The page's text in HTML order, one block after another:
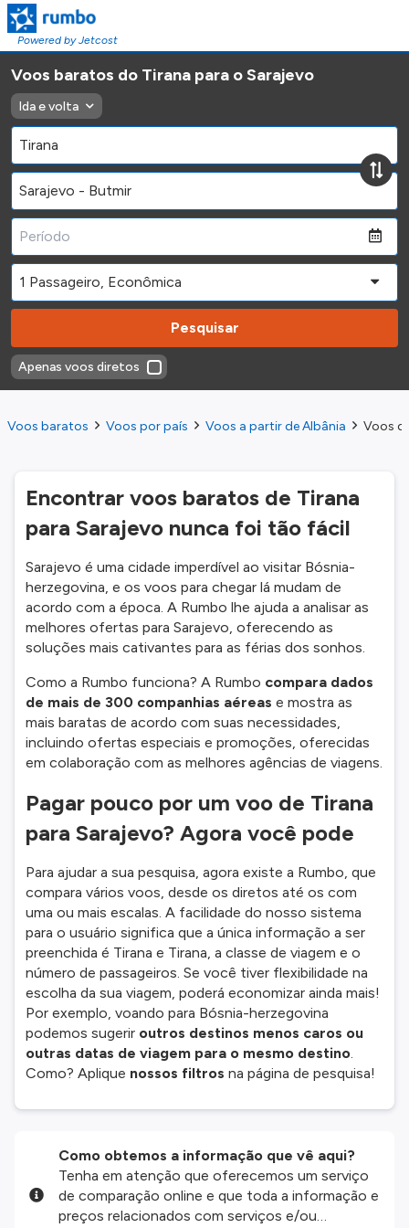
Powered by Jetcost
Voos baratos do Tirana para o Sarajevo
Ida e volta
Pesquisar
Apenas voos diretos
Voos baratos Voos por país Voos a partir de Albânia Voos
Encontrar voos baratos de Tirana
para Sarajevo nunca foi tão fácil
Sarajevo é uma cidade imperdível ao visitar Bósnia-
herzegovina, e os voos para chegar lá mudam de
acordo com a época. A Rumbo lhe ajuda a analisar as
melhores ofertas para Sarajevo, oferecendo as
soluções mais cativantes para as férias dos sonhos.
Como a Rumbo funciona? A Rumbo compara dados
de mais de 300 companhias aéreas e mostra as
mais baratas de acordo com suas necessidades,
incluindo ofertas especiais e promoções, oferecidas
em colaboração com as melhores agências de viagens.
Pagar pouco por um voo de Tirana
para Sarajevo? Agora você pode
Para ajudar a sua pesquisa, agora existe a Rumbo, que
compara vários voos, desde os diretos até os com
uma ou mais escalas. A facilidade do nosso sistema
para o usuário significa que a única informação a ser
preenchida é Tirana e Tirana, a classe de viagem e o
número de passageiros. Se você tiver flexibilidade na
escolha da sua viagem, poderá economizar ainda mais!
Por exemplo, voando para Bósnia-herzegovina
podemos sugerir outros destinos menos caros ou
outras datas de viagem para o mesmo destino.
Como? Aplique nossos filtros na página de pesquisa!
Como obtemos a informação que vê aqui?
Tenha em atenção que oferecemos um serviço
de comparação online e que toda a informação e
preços relacionados com serviços e/ou